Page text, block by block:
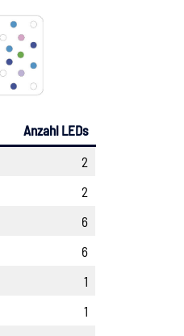
Anzahl LEDs
2
2
6
6
1
1